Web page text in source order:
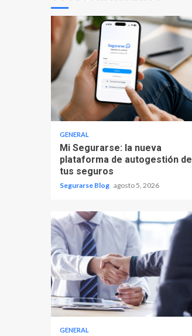
GENERAL
Mi Segurarse: la nueva
plataforma de autogestión de
tus seguros
Segurarse Blog agosto 5, 2026
GENERAL